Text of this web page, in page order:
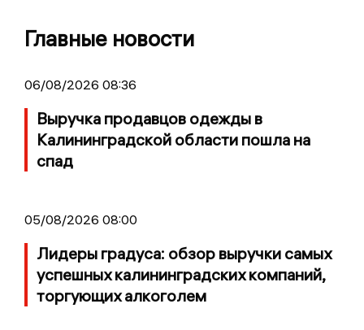
Главные новости
06/08/2026 08:36
Выручка продавцов одежды в
Калининградской области пошла на
спад
05/08/2026 08:00
Лидеры градуса: обзор выручки самых
успешных калининградских компаний,
торгующих алкоголем